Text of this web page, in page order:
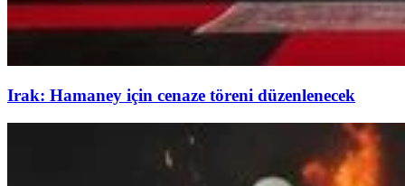
Irak: Hamaney için cenaze töreni düzenlenecek